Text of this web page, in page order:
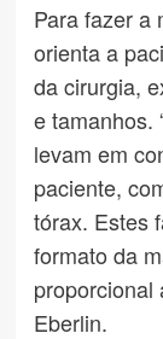
Para fazer a
orienta a
da cirurgia,
e tamanhos.
levam em
paciente,
tórax. Estes
formato da
proporcional
Eberlin.